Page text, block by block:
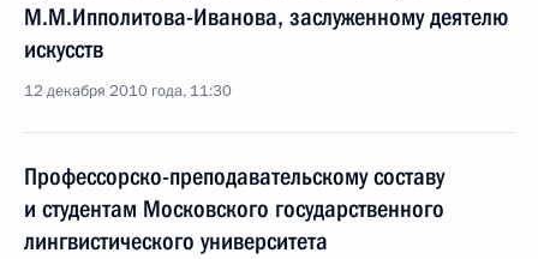
М.М.Ипполитова-Иванова, заслуженному деятелю
искусств
12 декабря 2010 года, 11:30
Профессорско-преподавательскому составу
и студентам Московского государственного
лингвистического университета